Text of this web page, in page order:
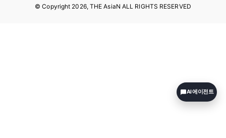
© Copyright 2026, THE AsiaN ALL RIGHTS RESERVED
AI 에이전트